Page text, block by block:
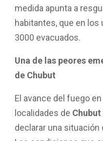
medida apunta a
habitantes, que en
3000 evacuados.
Una de las peores
de Chubut
El avance del fuego en
localidades de Chubut
declarar una